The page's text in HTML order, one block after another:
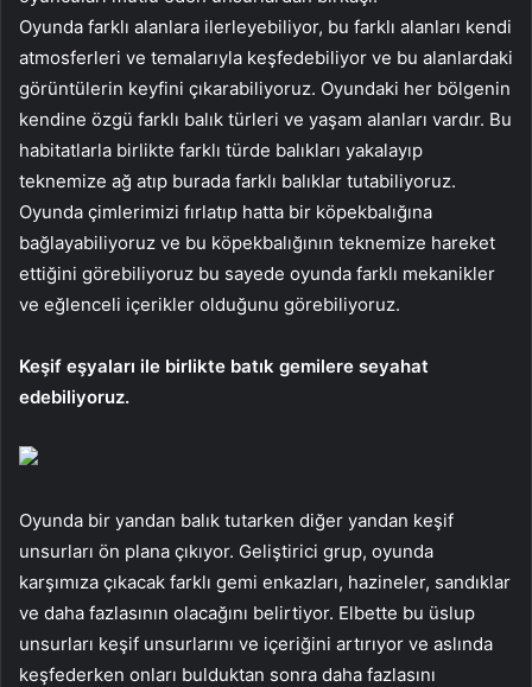
Oyunda farklı alanlara ilerleyebiliyor, bu farklı alanları kendi
atmosferleri ve temalarıyla keşfedebiliyor ve bu alanlardaki
görüntülerin keyfini çıkarabiliyoruz. Oyundaki her bölgenin
kendine özgü farklı balık türleri ve yaşam alanları vardır. Bu
habitatlarla birlikte farklı türde balıkları yakalayıp
teknemize ağ atıp burada farklı balıklar tutabiliyoruz.
Oyunda çimlerimizi fırlatıp hatta bir köpekbalığına
bağlayabiliyoruz ve bu köpekbalığının teknemize hareket
ettiğini görebiliyoruz bu sayede oyunda farklı mekanikler
ve eğlenceli içerikler olduğunu görebiliyoruz.
Keşif eşyaları ile birlikte batık gemilere seyahat
edebiliyoruz.
Oyunda bir yandan balık tutarken diğer yandan keşif
unsurları ön plana çıkıyor. Geliştirici grup, oyunda
karşımıza çıkacak farklı gemi enkazları, hazineler, sandıklar
ve daha fazlasının olacağını belirtiyor. Elbette bu üslup
unsurları keşif unsurlarını ve içeriğini artırıyor ve aslında
keşfederken onları bulduktan sonra daha fazlasını